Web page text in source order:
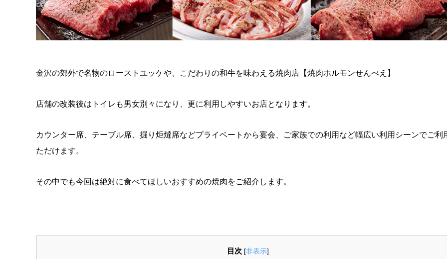
金沢の郊外で名物のローストユッケや、こだわりの和牛を味わえる焼肉店【焼肉ホルモンせんべえ】
店舗の改装後はトイレも男女別々になり、更に利用しやすいお店となります。
カウンター席、テーブル席、掘り炬燵席などプライベートから宴会、ご家族での利用など幅広い利用シーンでご利
ただけます。
その中でも今回は絶対に食べてほしいおすすめの焼肉をご紹介します。
目次 [非表示]